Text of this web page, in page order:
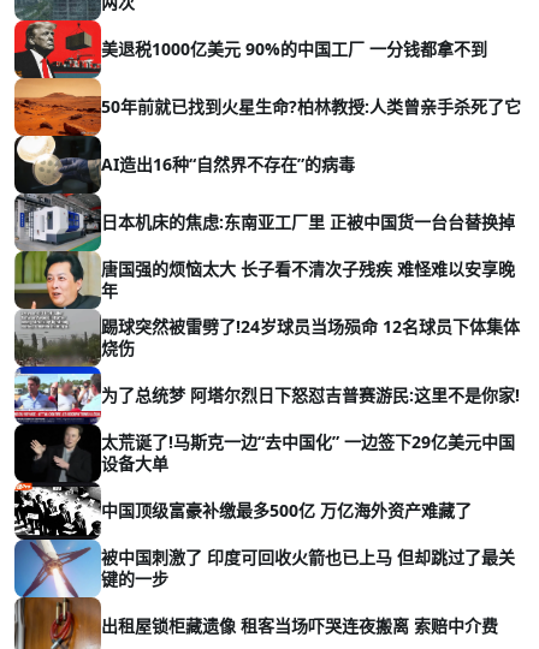
美退税1000亿美元 90%的中国工厂 一分钱都拿不到
50年前就已找到火星生命?柏林教授:人类曾亲手杀死了它
AI造出16种“自然界不存在”的病毒
日本机床的焦虑:东南亚工厂里 正被中国货一台台替换掉
唐国强的烦恼太大 长子看不清次子残疾 难怪难以安享晚
年
踢球突然被雷劈了!24岁球员当场殒命 12名球员下体集体
烧伤
为了总统梦 阿塔尔烈日下怒怼吉普赛游民:这里不是你家!
太荒诞了!马斯克一边“去中国化” 一边签下29亿美元中国
设备大单
中国顶级富豪补缴最多500亿 万亿海外资产难藏了
被中国刺激了 印度可回收火箭也已上马 但却跳过了最关
键的一步
出租屋锁柜藏遗像 租客当场吓哭连夜搬离 索赔中介费